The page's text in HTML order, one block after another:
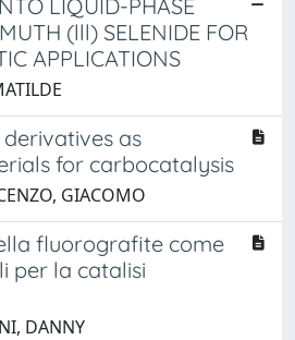
LIQUID-PHASE
(lll) SELENIDE FOR
APPLICATIONS
as
for carbocatalysis
GIACOMO
fluorografite come
per la catalisi
DANNY